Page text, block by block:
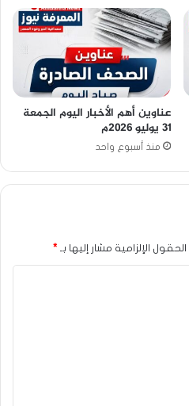
عناوين أهم الأخبار اليوم الجمعة
٣١ يوليو ٢٠٢٦م
منذ أسبوع واحد
الحقول الإلزامية مشار إليها بـ *